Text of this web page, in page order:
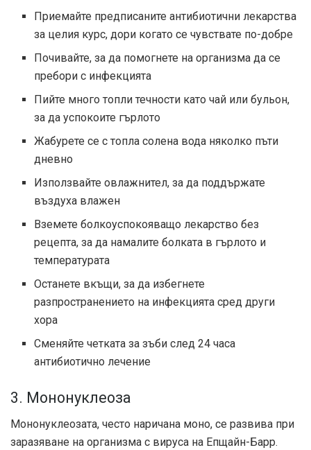
Приемайте предписаните антибиотични лекарства
за целия курс, дори когато се чувствате по-добре
Почивайте, за да помогнете на организма да се
пребори с инфекцията
Пийте много топли течности като чай или бульон,
за да успокоите гърлото
Жабурете се с топла солена вода няколко пъти
дневно
Използвайте овлажнител, за да поддържате
въздуха влажен
Вземете болкоуспокояващо лекарство без
рецепта, за да намалите болката в гърлото и
температурата
Останете вкъщи, за да избегнете
разпространението на инфекцията сред други
хора
Сменяйте четката за зъби след 24 часа
антибиотично лечение
3. Мононуклеоза
Мононуклеозата, често наричана моно, се развива при
заразяване на организма с вируса на Епщайн-Барр.